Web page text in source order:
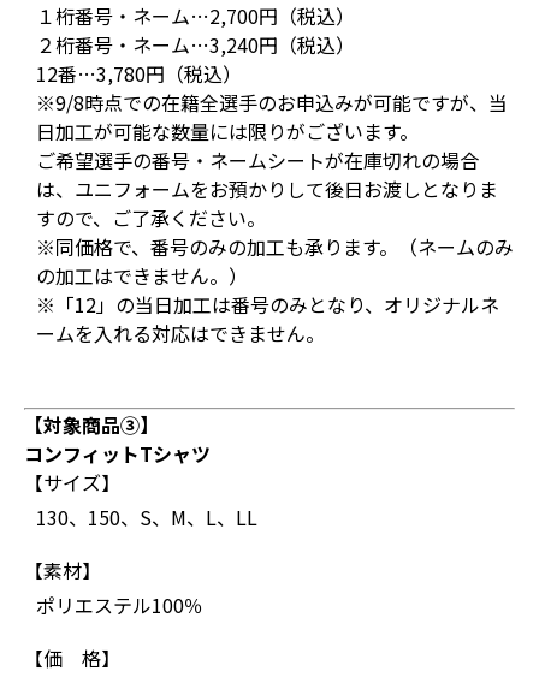
１桁番号・ネーム…2,700円（税込）
２桁番号・ネーム…3,240円（税込）
12番…3,780円（税込）
※9/8時点での在籍全選手のお申込みが可能ですが、当
日加工が可能な数量には限りがございます。
ご希望選手の番号・ネームシートが在庫切れの場合
は、ユニフォームをお預かりして後日お渡しとなりま
すので、ご了承ください。
※同価格で、番号のみの加工も承ります。（ネームのみ
の加工はできません。）
※「12」の当日加工は番号のみとなり、オリジナルネ
ームを入れる対応はできません。
【対象商品③】
コンフィットTシャツ
【サイズ】
130、150、S、M、L、LL
【素材】
ポリエステル100％
【価 格】